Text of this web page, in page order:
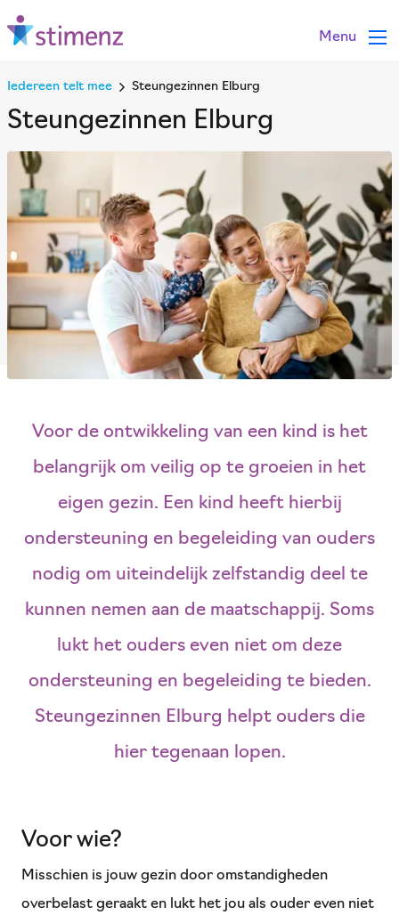
Menu
Iedereen telt mee Steungezinnen Elburg
Steungezinnen Elburg
Voor de ontwikkeling van een kind is het
belangrijk om veilig op te groeien in het
eigen gezin. Een kind heeft hierbij
ondersteuning en begeleiding van ouders
nodig om uiteindelijk zelfstandig deel te
kunnen nemen aan de maatschappij. Soms
lukt het ouders even niet om deze
ondersteuning en begeleiding te bieden.
Steungezinnen Elburg helpt ouders die
hier tegenaan lopen.
Voor wie?
Misschien is jouw gezin door omstandigheden
overbelast geraakt en lukt het jou als ouder even niet